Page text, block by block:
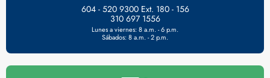
604 - 520 9300 Ext. 180 - 156
310 697 1556
Lunes a viernes: 8 a.m. - 6 p.m.
Sábados: 8 a.m. - 2 p.m.